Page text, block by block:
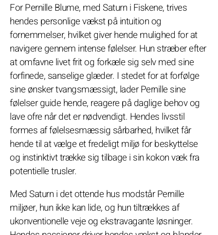
For Pernille Blume, med Saturn i Fiskene, trives
hendes personlige vækst på intuition og
fornemmelser, hvilket giver hende mulighed for at
navigere gennem intense følelser. Hun stræber efter
at omfavne livet frit og forkæle sig selv med sine
forfinede, sanselige glæder. I stedet for at forfølge
sine ønsker tvangsmæssigt, lader Pernille sine
følelser guide hende, reagere på daglige behov og
lave ofre når det er nødvendigt. Hendes livsstil
formes af følelsesmæssig sårbarhed, hvilket får
hende til at vælge et fredeligt miljø for beskyttelse
og instinktivt trække sig tilbage i sin kokon væk fra
potentielle trusler.
Med Saturn i det ottende hus modstår Pernille
miljøer, hun ikke kan lide, og hun tiltrækkes af
ukonventionelle veje og ekstravagante løsninger.